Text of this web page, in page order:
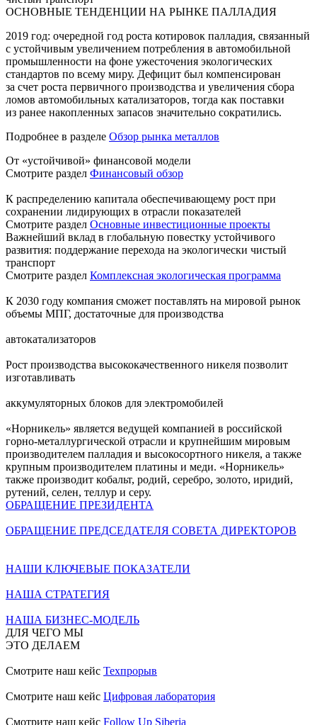
ОСНОВНЫЕ ТЕНДЕНЦИИ НА РЫНКЕ ПАЛЛАДИЯ
2019 год: очередной год роста котировок палладия, связанный
с устойчивым увеличением потребления в автомобильной
промышленности на фоне ужесточения экологических
стандартов по всему миру. Дефицит был компенсирован
за счет роста первичного производства и увеличения сбора
ломов автомобильных катализаторов, тогда как поставки
из ранее накопленных запасов значительно сократились.
Подробнее в разделе Обзор рынка металлов
От «устойчивой» финансовой модели
Смотрите раздел Финансовый обзор
К распределению капитала обеспечивающему рост при
сохранении лидирующих в отрасли показателей
Смотрите раздел Основные инвестиционные проекты
Важнейший вклад в глобальную повестку устойчивого
развития: поддержание перехода на экологически чистый
транспорт
Смотрите раздел Комплексная экологическая программа
К 2030 году компания сможет поставлять на мировой рынок
объемы МПГ, достаточные для производства
автокатализаторов
Рост производства высококачественного никеля позволит
изготавливать
аккумуляторных блоков для электромобилей
«Норникель» является ведущей компанией в российской
горно-металлургической отрасли и крупнейшим мировым
производителем палладия и высокосортного никеля, а также
крупным производителем платины и меди. «Норникель»
также производит кобальт, родий, серебро, золото, иридий,
рутений, селен, теллур и серу.
ОБРАЩЕНИЕ ПРЕЗИДЕНТА
ОБРАЩЕНИЕ ПРЕДСЕДАТЕЛЯ СОВЕТА ДИРЕКТОРОВ
НАШИ КЛЮЧЕВЫЕ ПОКАЗАТЕЛИ
НАША СТРАТЕГИЯ
НАША БИЗНЕС-МОДЕЛЬ
ДЛЯ ЧЕГО МЫ
ЭТО ДЕЛАЕМ
Смотрите наш кейс Техпрорыв
Смотрите наш кейс Цифровая лаборатория
Смотрите наш кейс Follow Up Siberia